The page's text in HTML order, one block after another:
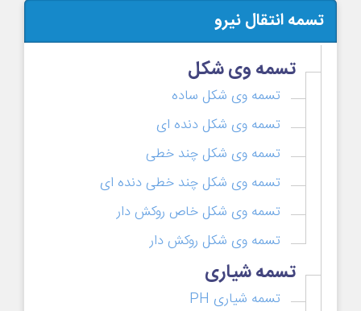
تسمه انتقال نیرو
تسمه وی شکل
تسمه وی شکل ساده
تسمه وی شکل دنده ای
تسمه وی شکل چند خطی
تسمه وی شکل چند خطی دنده ای
تسمه وی شکل خاص روکش دار
تسمه وی شکل روکش دار
تسمه شیاری
تسمه شیاری PH